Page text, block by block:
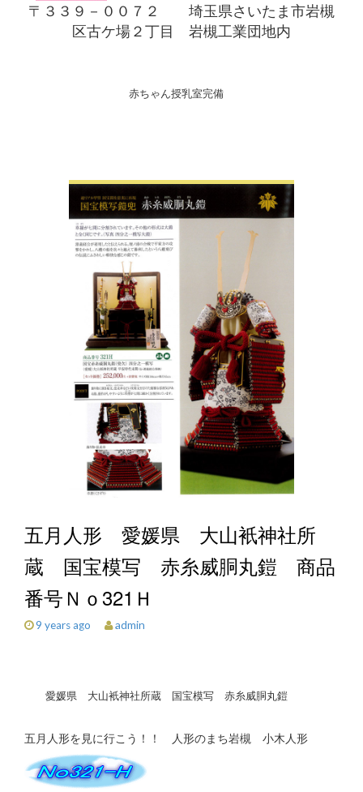
〒３３９－００７２ 埼玉県さいたま市岩槻
区古ケ場２丁目 岩槻工業団地内
赤ちゃん授乳室完備
五月人形 愛媛県 大山衹神社所
蔵 国宝模写 赤糸威胴丸鎧 商品
番号Ｎｏ321Ｈ
9 years ago admin
愛媛県 大山衹神社所蔵 国宝模写 赤糸威胴丸鎧
五月人形を見に行こう！！ 人形のまち岩槻 小木人形